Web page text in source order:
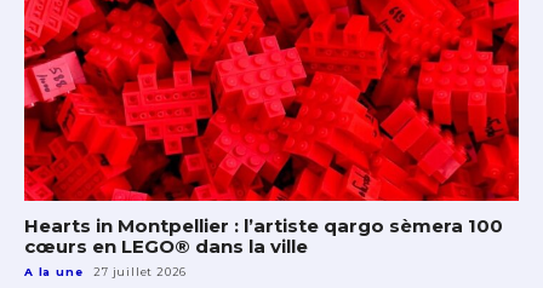
Hearts in Montpellier : l’artiste qargo sèmera 100
cœurs en LEGO® dans la ville
A la une 27 juillet 2026